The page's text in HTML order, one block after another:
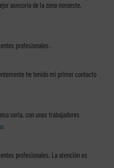
asesoría de la zona noroeste,
profesionales .
he tenido mi primer contacto
seria, con unos trabajadores
profesionales. La atención es